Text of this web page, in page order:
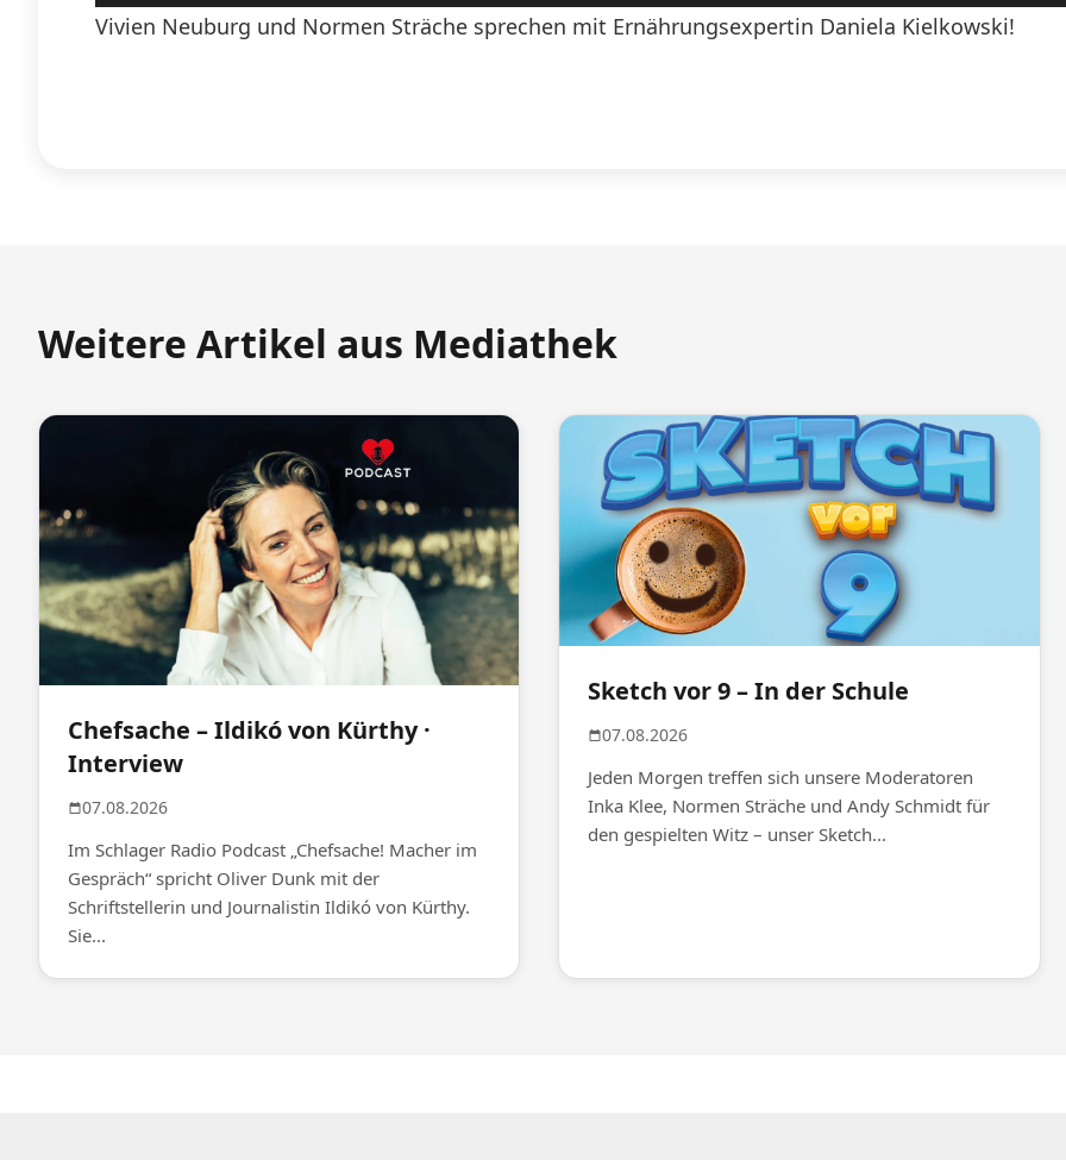
Player
Vivien Neuburg und Normen Sträche sprechen mit Ernährungsexpertin Daniela Kielkowski!
Weitere Artikel aus Mediathek
Chefsache – Ildikó von Kürthy ·
Interview
07.08.2026
Im Schlager Radio Podcast „Chefsache! Macher im
Gespräch“ spricht Oliver Dunk mit der
Schriftstellerin und Journalistin Ildikó von Kürthy.
Sie...
Sketch vor 9 – In der Schule
07.08.2026
Jeden Morgen treffen sich unsere Moderatoren
Inka Klee, Normen Sträche und Andy Schmidt für
den gespielten Witz – unser Sketch...